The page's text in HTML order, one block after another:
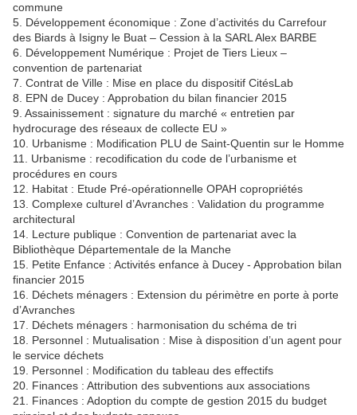
commune
5. Développement économique : Zone d’activités du Carrefour
des Biards à Isigny le Buat – Cession à la SARL Alex BARBE
6. Développement Numérique : Projet de Tiers Lieux –
convention de partenariat
7. Contrat de Ville : Mise en place du dispositif CitésLab
8. EPN de Ducey : Approbation du bilan financier 2015
9. Assainissement : signature du marché « entretien par
hydrocurage des réseaux de collecte EU »
10. Urbanisme : Modification PLU de Saint-Quentin sur le Homme
11. Urbanisme : recodification du code de l’urbanisme et
procédures en cours
12. Habitat : Etude Pré-opérationnelle OPAH copropriétés
13. Complexe culturel d’Avranches : Validation du programme
architectural
14. Lecture publique : Convention de partenariat avec la
Bibliothèque Départementale de la Manche
15. Petite Enfance : Activités enfance à Ducey - Approbation bilan
financier 2015
16. Déchets ménagers : Extension du périmètre en porte à porte
d’Avranches
17. Déchets ménagers : harmonisation du schéma de tri
18. Personnel : Mutualisation : Mise à disposition d’un agent pour
le service déchets
19. Personnel : Modification du tableau des effectifs
20. Finances : Attribution des subventions aux associations
21. Finances : Adoption du compte de gestion 2015 du budget